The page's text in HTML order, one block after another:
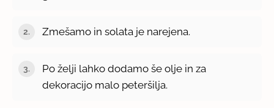
Zmešamo in solata je narejena.
Po želji lahko dodamo še olje in za
dekoracijo malo peteršilja.